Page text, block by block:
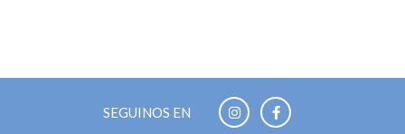
SEGUINOS EN